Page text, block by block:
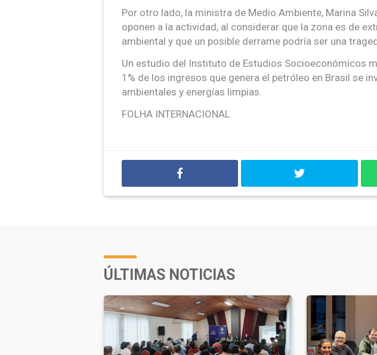
Por otro lado, la ministra de Medio Ambiente, Marina
oponen a la actividad, al considerar que la zona es de
ambiental y que un posible derrame podría ser una
Un estudio del Instituto de Estudios Socioeconómicos
1% de los ingresos que genera el petróleo en Brasil se
ambientales y energías limpias.
FOLHA INTERNACIONAL
ÚLTIMAS NOTICIAS